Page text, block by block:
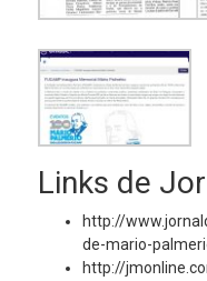
Links de
http://
de-mario-
http://